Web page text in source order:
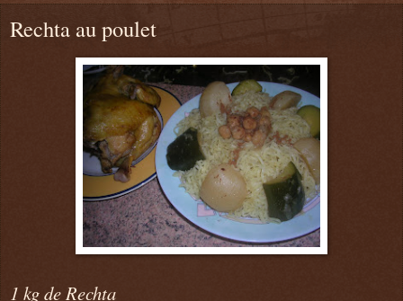
Rechta au poulet
1 kg de Rechta